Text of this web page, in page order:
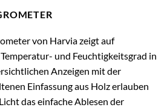
von Harvia zeigt auf
und Feuchtigkeitsgrad in
Anzeigen mit der
Einfassung aus Holz erlauben
das einfache Ablesen der